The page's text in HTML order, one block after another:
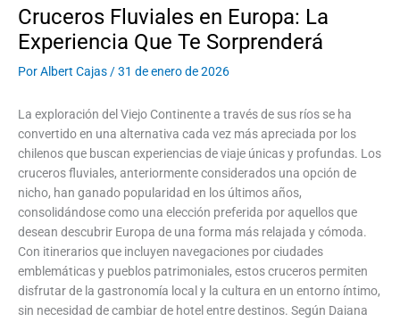
Cruceros Fluviales en Europa: La
Experiencia Que Te Sorprenderá
PorAlbert Cajas /31 de enero de 2026
La exploración del Viejo Continente a través de sus ríos se ha
convertido en una alternativa cada vez más apreciada por los
chilenos que buscan experiencias de viaje únicas y profundas. Los
cruceros fluviales, anteriormente considerados una opción de
nicho, han ganado popularidad en los últimos años,
consolidándose como una elección preferida por aquellos que
desean descubrir Europa de una forma más relajada y cómoda.
Con itinerarios que incluyen navegaciones por ciudades
emblemáticas y pueblos patrimoniales, estos cruceros permiten
disfrutar de la gastronomía local y la cultura en un entorno íntimo,
sin necesidad de cambiar de hotel entre destinos. Según Daiana